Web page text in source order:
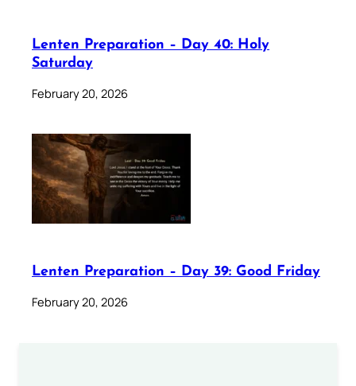
Lenten Preparation – Day 40: Holy
Saturday
February 20, 2026
Lenten Preparation – Day 39: Good Friday
February 20, 2026